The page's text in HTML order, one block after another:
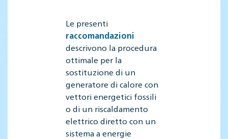
Le presenti
raccomandazioni
descrivono la procedura
ottimale per la
sostituzione di un
generatore di calore con
vettori energetici fossili
o di un riscaldamento
elettrico diretto con un
sistema a energie